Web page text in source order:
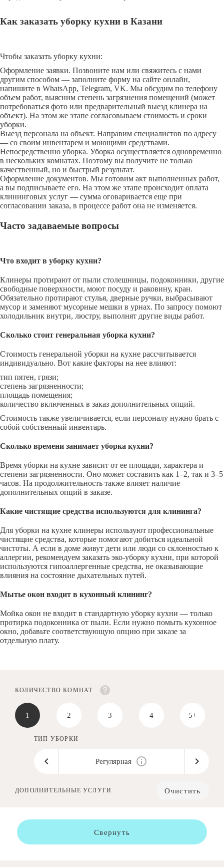
Как заказать уборку кухни в Казани
Чтобы заказать уборку кухни:
Оформление заявки. Позвоните нам или свяжитесь с нами
другим способом — заполните форму на сайте онлайн,
напишите в WhatsApp, Telegram, VK. Мы обсудим по телефону
объем работ, выясним степень загрязнения помещений (может
потребоваться фото или предварительный выезд клинера на
объект). На этом же этапе согласовываем стоимость и сроки
уборки.
Выезд персонала на объект. Направим специалистов по адресу
— со своим инвентарем и моющими средствами.
Непосредственно уборка. Уборка осуществляется одновременно
в нескольких комнатах. Поэтому вы получите не только
качественный, но и быстрый результат.
Оформление документов. Мы готовим акт выполненных работ,
а вы подписываете его. На этом же этапе происходит оплата
клининговых услуг — сумма оговаривается еще при
согласовании заказа, в процессе работ она не изменяется.
Часто задаваемые вопросы
Что входит в уборку кухни?
Клинеры протирают от пыли столешницы, подоконники, другие
свободные поверхности, моют посуду и раковину, кран.
Обязательно протирают стулья, дверные ручки, выбрасывают
мусор и заменяют мусорные мешки в урнах. По запросу помоют
холодильник внутри, люстру, выполнят другие виды работ.
Сколько стоит генеральная уборка кухни?
Стоимость генеральной уборки на кухне рассчитывается
индивидуально. Вот какие факторы на нее влияют:
тип пятен, грязи;
степень загрязненности;
площадь помещения;
количество включенных в заказ дополнительных опций.
Стоимость также увеличивается, если персоналу нужно брать с
собой собственный инвентарь.
Сколько времени занимает уборка кухни?
Время уборки на кухне зависит от ее площади, характера и
степени загрязненности. Оно может составить как 1–2, так и 3–5
часов. На продолжительность также влияет наличие
дополнительных опций в заказе.
Какие чистящие средства используются для клининга?
Для уборки на кухне клинеры используют профессиональные
чистящие средства, которые помогают добиться идеальной
чистоты. А если в доме живут дети или люди со склонностью к
аллергии, рекомендуем заказать эко-уборку кухни, при которой
используются гипоаллергенные средства, не оказывающие
влияния на состояние дыхательных путей.
Мытье окон входит в кухонный клининг?
Мойка окон не входит в стандартную уборку кухни — только
протирка подоконника от пыли. Если нужно помыть кухонное
окно, добавьте соответствующую опцию при заказе за
отдельную плату.
КОЛИЧЕСТВО КОМНАТ
1 2 3 4 5+
ТИП УБОРКИ
Регулярная
ДОПОЛНИТЕЛЬНЫЕ УСЛУГИ Очистить
Свернуть